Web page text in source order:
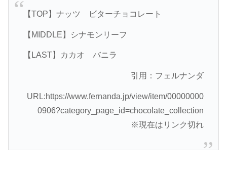
【TOP】ナッツ ビターチョコレート
【MIDDLE】シナモンリーフ
【LAST】カカオ バニラ
引用：フェルナンダ
URL:https://www.fernanda.jp/view/item/00000000
0906?category_page_id=chocolate_collection
※現在はリンク切れ